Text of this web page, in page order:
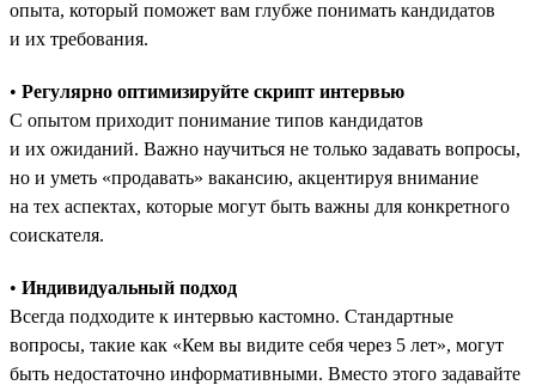
опыта, который поможет вам глубже понимать кандидатов
и их требования.
• Регулярно оптимизируйте скрипт интервью
С опытом приходит понимание типов кандидатов
и их ожиданий. Важно научиться не только задавать вопросы,
но и уметь «продавать» вакансию, акцентируя внимание
на тех аспектах, которые могут быть важны для конкретного
соискателя.
• Индивидуальный подход
Всегда подходите к интервью кастомно. Стандартные
вопросы, такие как «Кем вы видите себя через 5 лет», могут
быть недостаточно информативными. Вместо этого задавайте